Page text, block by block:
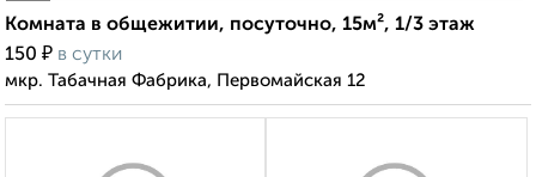
Комната в общежитии, посуточно, 15м², 1/3 этаж
150 ₽ в сутки
мкр. Табачная Фабрика, Первомайская 12